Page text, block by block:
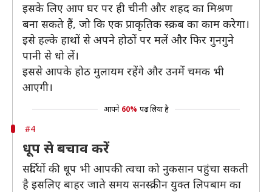
इसके लिए आप घर पर ही चीनी और शहद का मिश्रण
बना सकते हैं, जो कि एक प्राकृतिक स्क्रब का काम करेगा।
इसे हल्के हाथों से अपने होठों पर मलें और फिर गुनगुने
पानी से धो लें।
इससे आपके होठ मुलायम रहेंगे और उनमें चमक भी
आएगी।
आपने 60% पढ़ लिया है
#4
धूप से बचाव करें
सर्दियों की धूप भी आपकी त्वचा को नुकसान पहुंचा सकती
है इसलिए बाहर जाते समय सनस्क्रीन युक्त लिपबाम का